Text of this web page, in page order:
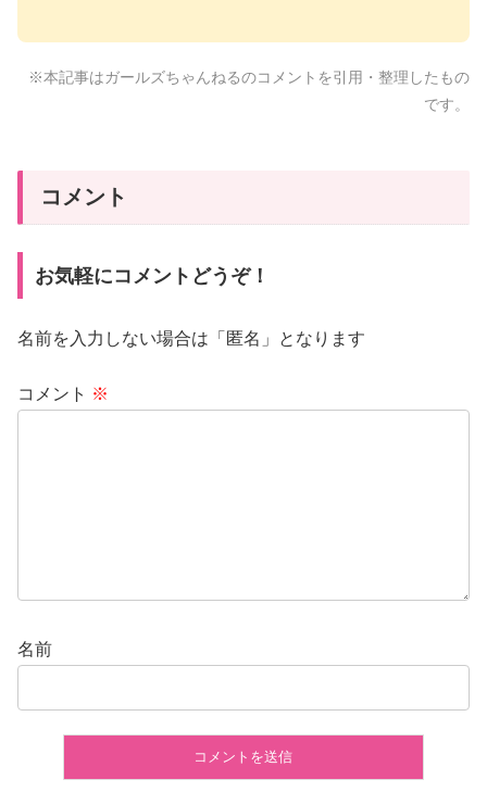
※本記事はガールズちゃんねるのコメントを引用・整理したもの
です。
コメント
お気軽にコメントどうぞ！
名前を入力しない場合は「匿名」となります
コメント ※
名前